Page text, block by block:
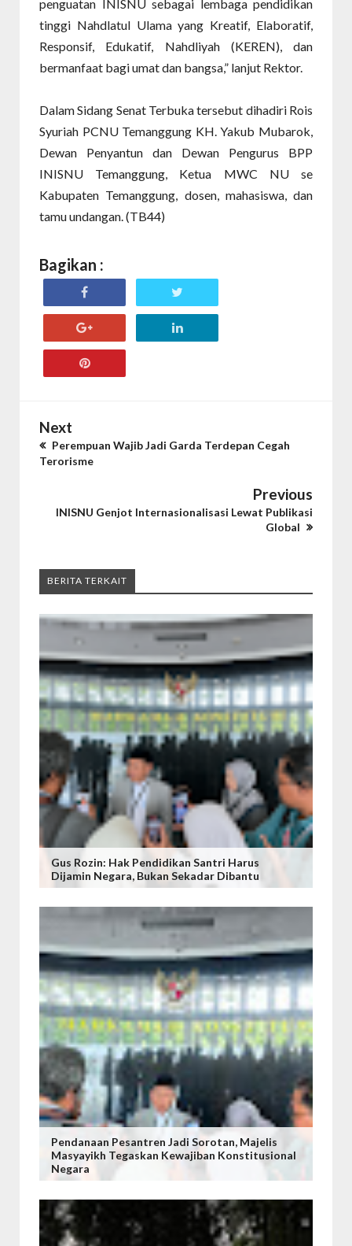
penguatan INISNU sebagai lembaga pendidikan
tinggi Nahdlatul Ulama yang Kreatif, Elaboratif,
Responsif, Edukatif, Nahdliyah (KEREN), dan
bermanfaat bagi umat dan bangsa,” lanjut Rektor.
Dalam Sidang Senat Terbuka tersebut dihadiri Rois
Syuriah PCNU Temanggung KH. Yakub Mubarok,
Dewan Penyantun dan Dewan Pengurus BPP
INISNU Temanggung, Ketua MWC NU se
Kabupaten Temanggung, dosen, mahasiswa, dan
tamu undangan. (TB44)
Bagikan :
Next
Perempuan Wajib Jadi Garda Terdepan Cegah
Terorisme
Previous
INISNU Genjot Internasionalisasi Lewat Publikasi
Global
BERITA TERKAIT
Gus Rozin: Hak Pendidikan Santri Harus
Dijamin Negara, Bukan Sekadar Dibantu
Pendanaan Pesantren Jadi Sorotan, Majelis
Masyayikh Tegaskan Kewajiban Konstitusional
Negara